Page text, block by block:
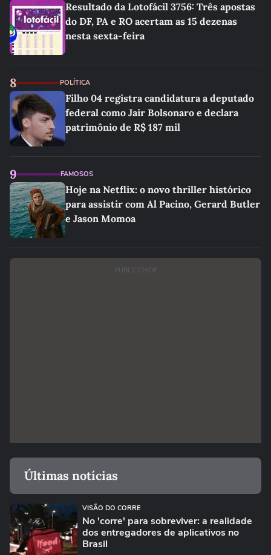
Resultado da Lotofácil 3756: Três apostas
do DF, PA e RO acertam as 15 dezenas
nesta sexta-feira
8 POLÍTICA
Filho 04 registra candidatura a deputado
federal como Jair Bolsonaro e declara
patrimônio de R$ 187 mil
9 FAMOSOS
Hoje na Netflix: o novo thriller histórico
para assistir com Al Pacino, Gerard Butler
e Jason Momoa
PUBLICIDADE
Últimas notícias
VISÃO DO CORRE
No 'corre' para sobreviver: a realidade
dos entregadores de aplicativos no
Brasil